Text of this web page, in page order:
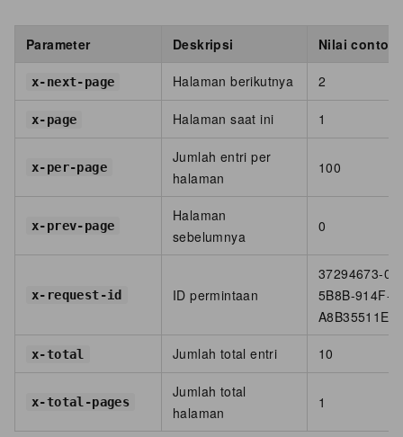
Parameter Deskripsi Nilai contoh
x-next-page Halaman berikutnya 2
x-page Halaman saat ini 1
x-per-page
Jumlah entri per
halaman
100
x-prev-page
Halaman
sebelumnya
0
x-request-id ID permintaan
37294673-
5B8B-914F-
x-total Jumlah total entri 10
x-total-pages
Jumlah total
halaman
1